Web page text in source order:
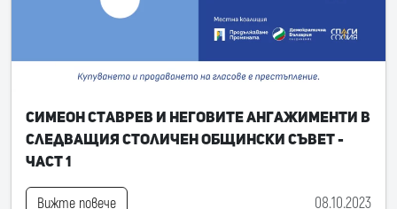
Симеон Ставрев и неговите ангажименти в
следващия Столичен общински съвет -
част 1
Вижте повече 08.10.2023